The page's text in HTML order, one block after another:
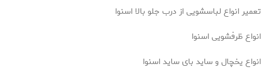
تعمیر انواع لباسشویی از درب جلو بالا اسنوا
انواع ظرفشویی اسنوا
انواع یخچال و ساید بای ساید اسنوا